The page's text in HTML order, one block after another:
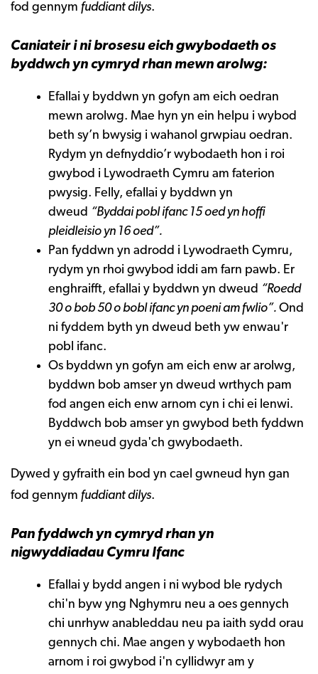
fod gennym fuddiant dilys.
Caniateir i ni brosesu eich gwybodaeth os
byddwch yn cymryd rhan mewn arolwg:
Efallai y byddwn yn gofyn am eich oedran
mewn arolwg. Mae hyn yn ein helpu i wybod
beth sy’n bwysig i wahanol grwpiau oedran.
Rydym yn defnyddio’r wybodaeth hon i roi
gwybod i Lywodraeth Cymru am faterion
pwysig. Felly, efallai y byddwn yn
dweud “Byddai pobl ifanc 15 oed yn hoffi
pleidleisio yn 16 oed”.
Pan fyddwn yn adrodd i Lywodraeth Cymru,
rydym yn rhoi gwybod iddi am farn pawb. Er
enghraifft, efallai y byddwn yn dweud “Roedd
30 o bob 50 o bobl ifanc yn poeni am fwlio”. Ond
ni fyddem byth yn dweud beth yw enwau'r
pobl ifanc.
Os byddwn yn gofyn am eich enw ar arolwg,
byddwn bob amser yn dweud wrthych pam
fod angen eich enw arnom cyn i chi ei lenwi.
Byddwch bob amser yn gwybod beth fyddwn
yn ei wneud gyda'ch gwybodaeth.
Dywed y gyfraith ein bod yn cael gwneud hyn gan
fod gennym fuddiant dilys.
Pan fyddwch yn cymryd rhan yn
nigwyddiadau Cymru Ifanc
Efallai y bydd angen i ni wybod ble rydych
chi'n byw yng Nghymru neu a oes gennych
chi unrhyw anableddau neu pa iaith sydd orau
gennych chi. Mae angen y wybodaeth hon
arnom i roi gwybod i'n cyllidwyr am y